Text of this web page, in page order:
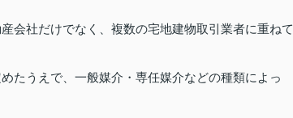
会社だけでなく、複数の宅地建物取引業者に重ねて
たうえで、一般媒介・専任媒介などの種類によっ